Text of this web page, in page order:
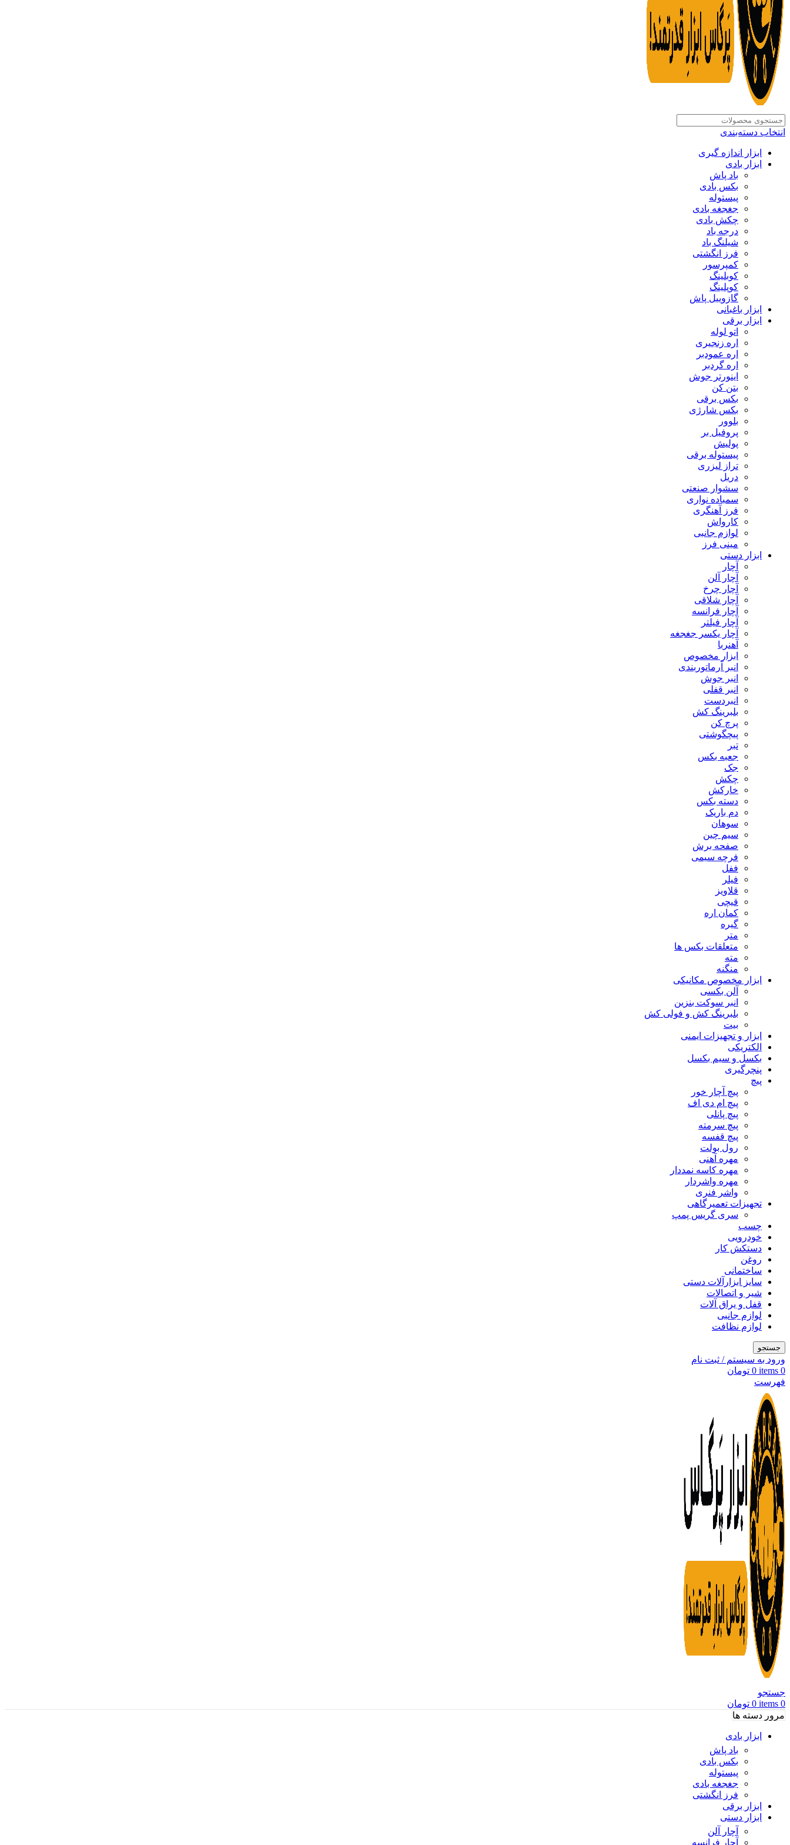
انتخاب دسته‌بندی
ابزار اندازه گیری
ابزار بادی
باد پاش
بکس بادی
پیستوله
جغجغه بادی
چکش بادی
درجه باد
شیلنگ باد
فرز انگشتی
کمپرسور
کوبلینگ
کوپلینگ
گازوییل پاش
ابزار باغبانی
ابزار برقی
اتو لوله
اره زنجیری
اره عمودبر
اره گردبر
اینورتر جوش
بتن کن
بکس برقی
بکس شارژی
بلوور
پروفیل بر
پولیش
پیستوله برقی
تراز لیزری
دریل
سشوار صنعتی
سمباده نواری
فرز آهنگری
کارواش
لوازم جانبی
مینی فرز
ابزار دستی
آچار
آچار آلن
آچار چرخ
آچار شلاقی
آچار فرانسه
آچار فیلتر
آچار یکسر جغجغه
آهنربا
ابزار مخصوص
انبر آرماتوربندی
انبر جوش
انبر قفلی
انبردست
بلبرینگ کش
پرچ کن
پیچگوشتی
تبر
جعبه بکس
جک
چکش
خارکش
دسته بکس
دم باریک
سوهان
سیم چین
صفحه برش
فرچه سیمی
ففل
فیلر
قلاویز
قیچی
کمان اره
گیره
متر
متعلقات بکس ها
مته
منگنه
ابزار مخصوص مکانیکی
آلن بکسی
انبر سوکت بنزین
بلبرینگ کش و فولی کش
بیت
ابزار و تجهیزات ایمنی
الکتریکی
بکسل و سیم بکسل
پنچرگیری
پیچ
پیچ آچار خور
پیچ ام دی اف
پیچ پانلی
پیچ سرمته
پیچ قفسه
رول بولت
مهره آهنی
مهره کاسه نمددار
مهره واشردار
واشر فنری
تجهیزات تعمیرگاهی
سری گریس پمپ
چسب
خودرویی
دستکش کار
روغن
ساختمانی
سایز ابزارآلات دستی
شیر و اتصالات
قفل و یراق آلات
لوازم جانبی
لوازم نظافت
جستجو
ورود به سیستم / ثبت نام
0
items
0 تومان
فهرست
جستجو
0
items
0 تومان
مرور دسته ها
ابزار بادی
باد پاش
بکس بادی
پیستوله
جغجغه بادی
فرز انگشتی
ابزار برقی
ابزار دستی
آچار آلن
آچار فرانسه